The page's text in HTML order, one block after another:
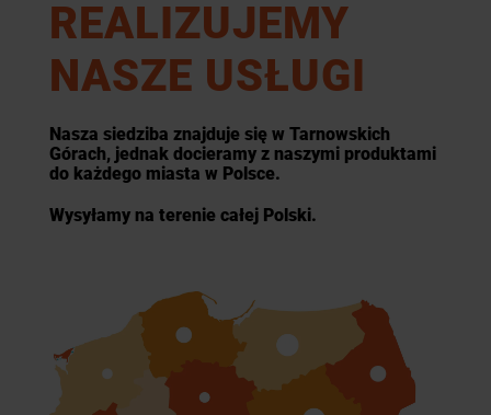
REALIZUJEMY
NASZE USŁUGI
Nasza siedziba znajduje się w Tarnowskich
Górach, jednak docieramy z naszymi produktami
do każdego miasta w Polsce.
Wysyłamy na terenie całej Polski.